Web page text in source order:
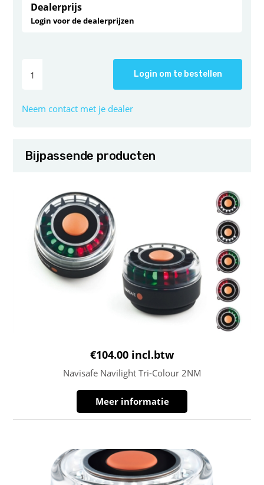
Dealerprijs
Login voor de dealerprijzen
Login om te bestellen
Neem contact met je dealer
Bijpassende producten
€104.00 incl.btw
Navisafe Navilight Tri-Colour 2NM
Meer informatie